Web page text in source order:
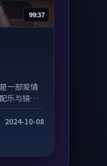
99:37
一部爱情
乐与镜头
2024-10-08